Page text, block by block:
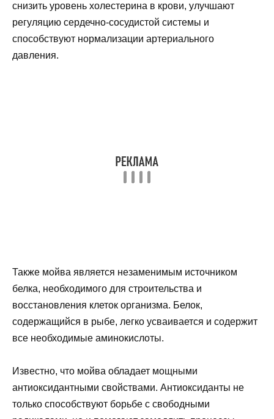
снизить уровень холестерина в крови, улучшают
регуляцию сердечно-сосудистой системы и
способствуют нормализации артериального
давления.
Также мойва является незаменимым источником
белка, необходимого для строительства и
восстановления клеток организма. Белок,
содержащийся в рыбе, легко усваивается и содержит
все необходимые аминокислоты.
Известно, что мойва обладает мощными
антиоксидантными свойствами. Антиоксиданты не
только способствуют борьбе с свободными